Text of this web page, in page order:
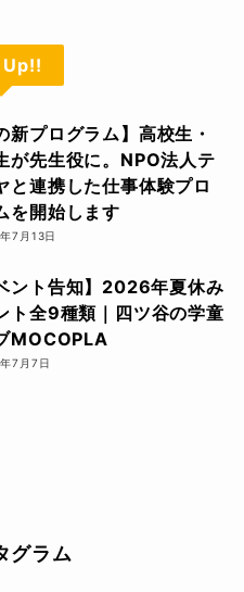
新プログラム】高校生・
が先生役に。NPO法人テ
と連携した仕事体験プロ
を開始します
7月13日
ント告知】2026年夏休み
ト全9種類｜四ツ谷の学童
MOCOPLA
7月7日
グラム